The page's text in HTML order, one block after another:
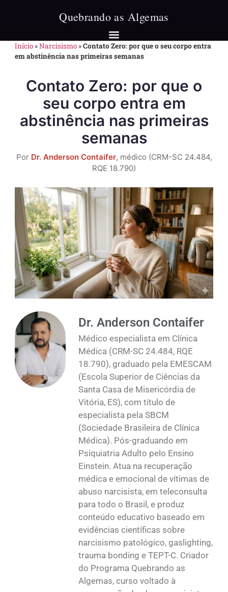
Início »Narcisismo »Contato Zero: por que o seu corpo entra
em abstinência nas primeiras semanas
Contato Zero: por que o
seu corpo entra em
abstinência nas primeiras
semanas
Por Dr. Anderson Contaifer, médico (CRM-SC 24.484,
RQE 18.790)
Dr. Anderson Contaifer
Médico especialista em Clínica
Médica (CRM-SC 24.484, RQE
18.790), graduado pela EMESCAM
(Escola Superior de Ciências da
Santa Casa de Misericórdia de
Vitória, ES), com título de
especialista pela SBCM
(Sociedade Brasileira de Clínica
Médica). Pós-graduando em
Psiquiatria Adulto pelo Ensino
Einstein. Atua na recuperação
médica e emocional de vítimas de
abuso narcisista, em teleconsulta
para todo o Brasil, e produz
conteúdo educativo baseado em
evidências científicas sobre
narcisismo patológico, gaslighting,
trauma bonding e TEPT-C. Criador
do Programa Quebrando as
Algemas, curso voltado à